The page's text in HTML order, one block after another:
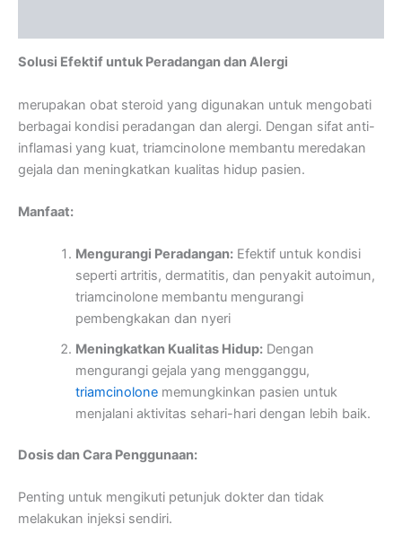
Solusi Efektif untuk Peradangan dan Alergi
merupakan obat steroid yang digunakan untuk mengobati
berbagai kondisi peradangan dan alergi. Dengan sifat anti-
inflamasi yang kuat, triamcinolone membantu meredakan
gejala dan meningkatkan kualitas hidup pasien.
Manfaat:
Mengurangi Peradangan:Efektif untuk kondisi
seperti artritis, dermatitis, dan penyakit autoimun,
triamcinolone membantu mengurangi
pembengkakan dan nyeri
Meningkatkan Kualitas Hidup:Dengan
mengurangi gejala yang mengganggu,
triamcinolonememungkinkan pasien untuk
menjalani aktivitas sehari-hari dengan lebih baik.
Dosis dan Cara Penggunaan:
Penting untuk mengikuti petunjuk dokter dan tidak
melakukan injeksi sendiri.